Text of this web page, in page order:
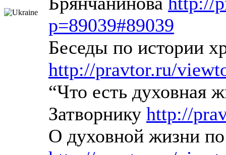
p=89039#89039
Беседы по истории
http://pravtor.ru/
“Что есть духовная
Затворнику http://
О духовной жизни